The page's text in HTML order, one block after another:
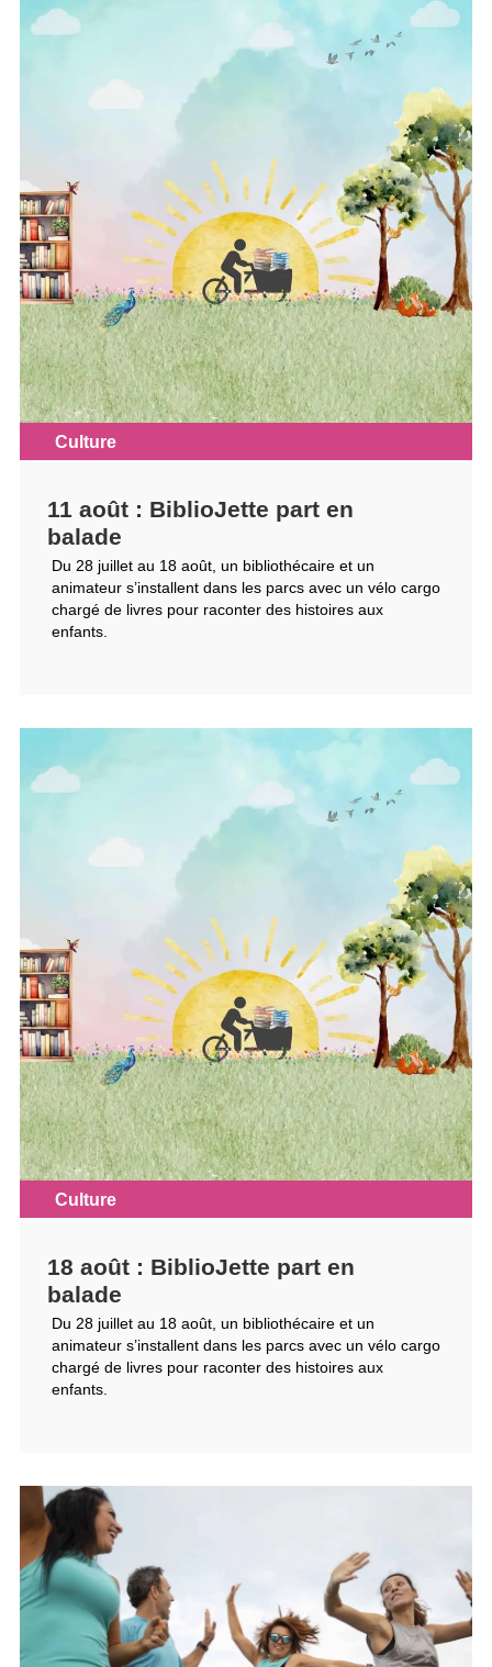
Culture
11 août : BiblioJette part en
balade
Du 28 juillet au 18 août, un bibliothécaire et un
animateur s’installent dans les parcs avec un vélo cargo
chargé de livres pour raconter des histoires aux
enfants.
Culture
18 août : BiblioJette part en
balade
Du 28 juillet au 18 août, un bibliothécaire et un
animateur s’installent dans les parcs avec un vélo cargo
chargé de livres pour raconter des histoires aux
enfants.